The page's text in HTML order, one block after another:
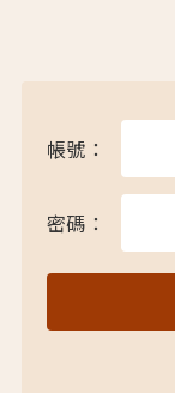
帳號：
密碼：